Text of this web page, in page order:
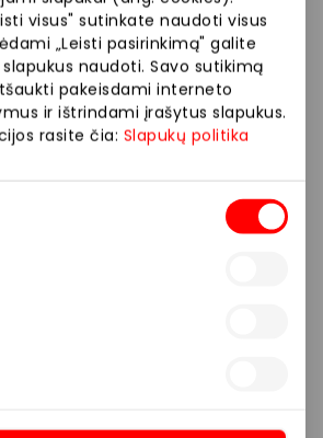
visus" sutinkate naudoti visus
„Leisti pasirinkimą" galite
naudoti. Savo sutikimą
pakeisdami interneto
ir ištrindami įrašytus slapukus.
rasite čia: Slapukų politika
pasiūlymų „Mobili prekyba“
centre „AKROPOLIS“
ir paslaugų teikėjai
aktualias sąlygas.
jei kyla neatitikimų tarp mūsų
ar paslaugų teikimo
ar paslaugų teikimo